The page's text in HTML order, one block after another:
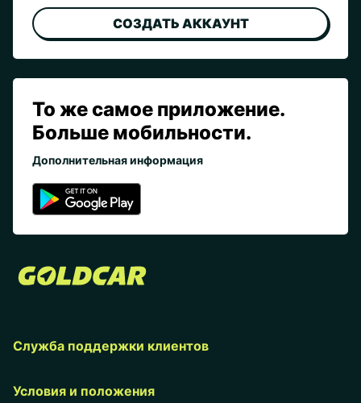
СОЗДАТЬ АККАУНТ
То же самое приложение.
Больше мобильности.
Дополнительная информация
Служба поддержки клиентов
Условия и положения